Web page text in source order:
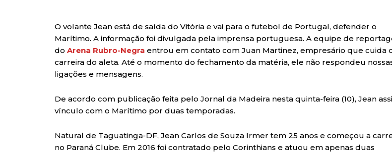
O volante Jean está de saída do Vitória e vai para o futebol de Portugal, defender o
Marítimo. A informação foi divulgada pela imprensa portuguesa. A equipe de
do Arena Rubro-Negra entrou em contato com Juan Martinez, empresário que cuida
carreira do aleta. Até o momento do fechamento da matéria, ele não respondeu
ligações e mensagens.
De acordo com publicação feita pelo Jornal da Madeira nesta quinta-feira (10), Jean
vínculo com o Marítimo por duas temporadas.
Natural de Taguatinga-DF, Jean Carlos de Souza Irmer tem 25 anos e começou a
no Paraná Clube. Em 2016 foi contratado pelo Corinthians e atuou em apenas duas